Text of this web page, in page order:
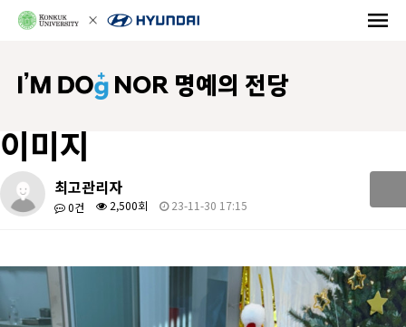
NOR 명예의 전당
이미지
최고관리자
0건 2,500회 23-11-30 17:15